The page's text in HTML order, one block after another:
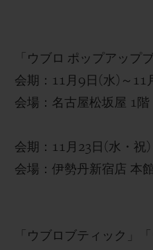
そして、「ウブロ表参
ドにもサッカー日本代
は、 アーティスト・ 田
サッカー日本代表を応
「ウブロ ポップアップ
会期 ： 11 月 9 日 ( 水 ) ～ 11
会場：名古屋松坂屋 1 階
会期： 11 月 23 日 ( 水・祝)
会場： 伊勢丹新宿店 本
「ウブロブティック」